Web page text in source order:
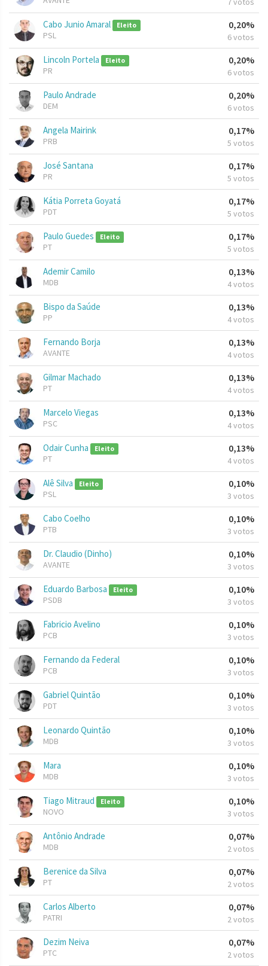
Cabo Junio Amaral Eleito
PSL
0,20%
6 votos
Lincoln Portela Eleito
PR
0,20%
6 votos
Paulo Andrade
DEM
0,20%
6 votos
Angela Mairink
PRB
0,17%
5 votos
José Santana
PR
0,17%
5 votos
Kátia Porreta Goyatá
PDT
0,17%
5 votos
Paulo Guedes Eleito
PT
0,17%
5 votos
Ademir Camilo
MDB
0,13%
4 votos
Bispo da Saúde
PP
0,13%
4 votos
Fernando Borja
AVANTE
0,13%
4 votos
Gilmar Machado
PT
0,13%
4 votos
Marcelo Viegas
PSC
0,13%
4 votos
Odair Cunha Eleito
PT
0,13%
4 votos
Alê Silva Eleito
PSL
0,10%
3 votos
Cabo Coelho
PTB
0,10%
3 votos
Dr. Claudio (Dinho)
AVANTE
0,10%
3 votos
Eduardo Barbosa Eleito
PSDB
0,10%
3 votos
Fabricio Avelino
PCB
0,10%
3 votos
Fernando da Federal
PCB
0,10%
3 votos
Gabriel Quintão
PDT
0,10%
3 votos
Leonardo Quintão
MDB
0,10%
3 votos
Mara
MDB
0,10%
3 votos
Tiago Mitraud Eleito
NOVO
0,10%
3 votos
Antônio Andrade
MDB
0,07%
2 votos
Berenice da Silva
PT
0,07%
2 votos
Carlos Alberto
PATRI
0,07%
2 votos
Dezim Neiva
PTC
0,07%
2 votos